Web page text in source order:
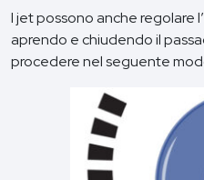
I jet possono anche regolare
aprendo e chiudendo il
procedere nel seguente